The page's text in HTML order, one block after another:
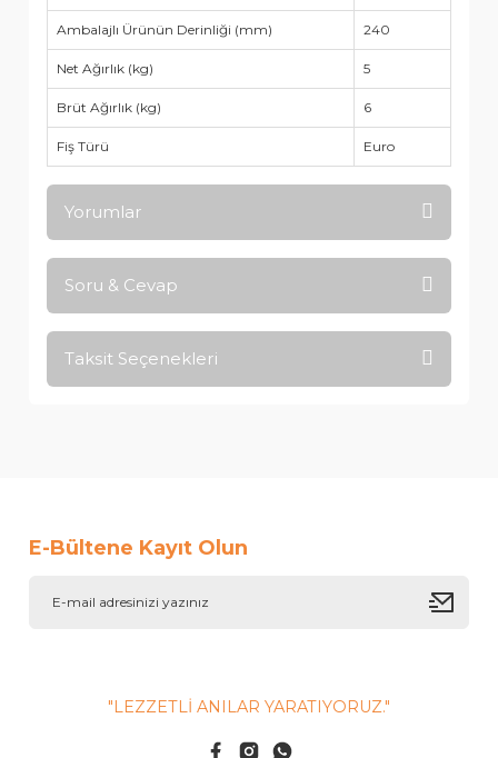
Ambalajlı Ürünün Derinliği (mm) 240
Net Ağırlık (kg) 5
Brüt Ağırlık (kg) 6
Fiş Türü Euro
Yorumlar
Bu ürüne ilk yorumu siz yapın!
Soru & Cevap
Taksit Seçenekleri
E-Bültene Kayıt Olun
"LEZZETLİ ANILAR YARATIYORUZ."